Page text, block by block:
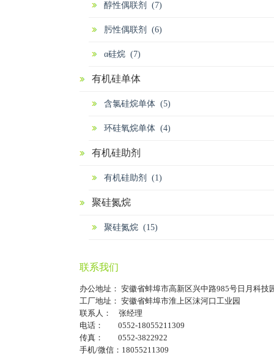
醇性偶联剂 (7)
肟性偶联剂 (6)
α硅烷 (7)
有机硅单体
含氯硅烷单体 (5)
环硅氧烷单体 (4)
有机硅助剂
有机硅助剂 (1)
聚硅氮烷
聚硅氮烷 (15)
联系我们
办公地址： 安徽省蚌埠市高新区兴中路985号日月科技
工厂地址： 安徽省蚌埠市淮上区沫河口工业园
联系人： 张经理
电话： 0552-18055211309
传真： 0552-3822922
手机/微信：18055211309